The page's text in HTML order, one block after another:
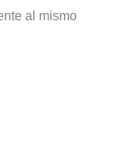
al mismo